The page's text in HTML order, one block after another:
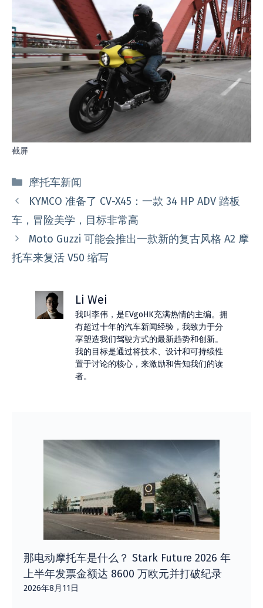
截屏
分
类
摩托车新闻
KYMCO 准备了 CV-X45：一款 34 HP ADV 踏板
车，冒险美学，目标非常高
Moto Guzzi 可能会推出一款新的复古风格 A2 摩
托车来复活 V50 缩写
Li Wei
我叫李伟，是EVgoHK充满热情的主编。拥
有超过十年的汽车新闻经验，我致力于分
享塑造我们驾驶方式的最新趋势和创新。
我的目标是通过将技术、设计和可持续性
置于讨论的核心，来激励和告知我们的读
者。
那电动摩托车是什么？ Stark Future 2026 年
上半年发票金额达 8600 万欧元并打破纪录
2026年8月11日